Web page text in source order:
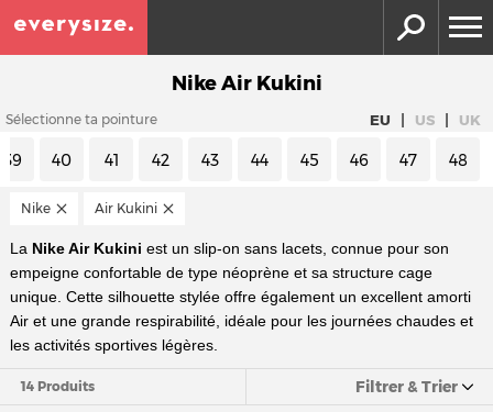
Nike Air Kukini
Sélectionne ta pointure EU | US | UK
39 40 41 42 43 44 45 46 47 48
Nike Air Kukini
La Nike Air Kukini est un slip-on sans lacets, connue pour son
empeigne confortable de type néoprène et sa structure cage
unique. Cette silhouette stylée offre également un excellent amorti
Air et une grande respirabilité, idéale pour les journées chaudes et
les activités sportives légères.
14 Produits Filtrer & Trier